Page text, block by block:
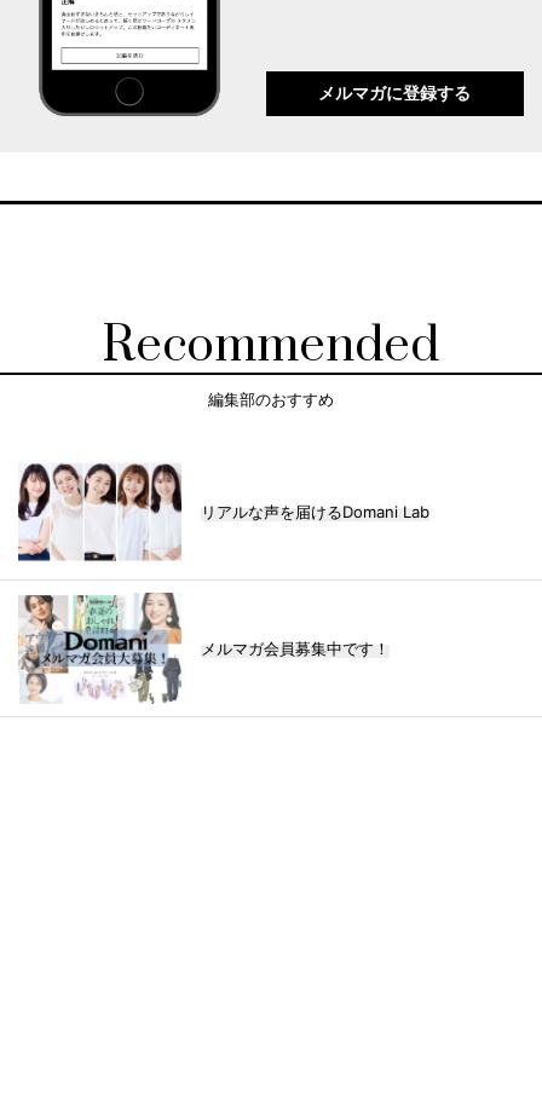
メルマガに登録する
Recommended
編集部のおすすめ
リアルな声を届けるDomani Lab
メルマガ会員募集中です！